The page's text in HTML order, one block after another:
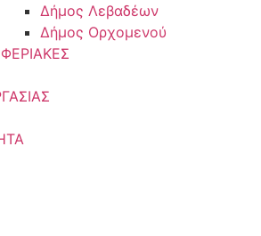
Δήμος Λεβαδέων
Δήμος Ορχομενού